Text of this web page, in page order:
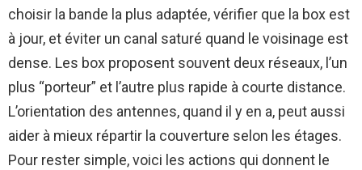
choisir la bande la plus adaptée, vérifier que la box est
à jour, et éviter un canal saturé quand le voisinage est
dense. Les box proposent souvent deux réseaux, l’un
plus “porteur” et l’autre plus rapide à courte distance.
L’orientation des antennes, quand il y en a, peut aussi
aider à mieux répartir la couverture selon les étages.
Pour rester simple, voici les actions qui donnent le